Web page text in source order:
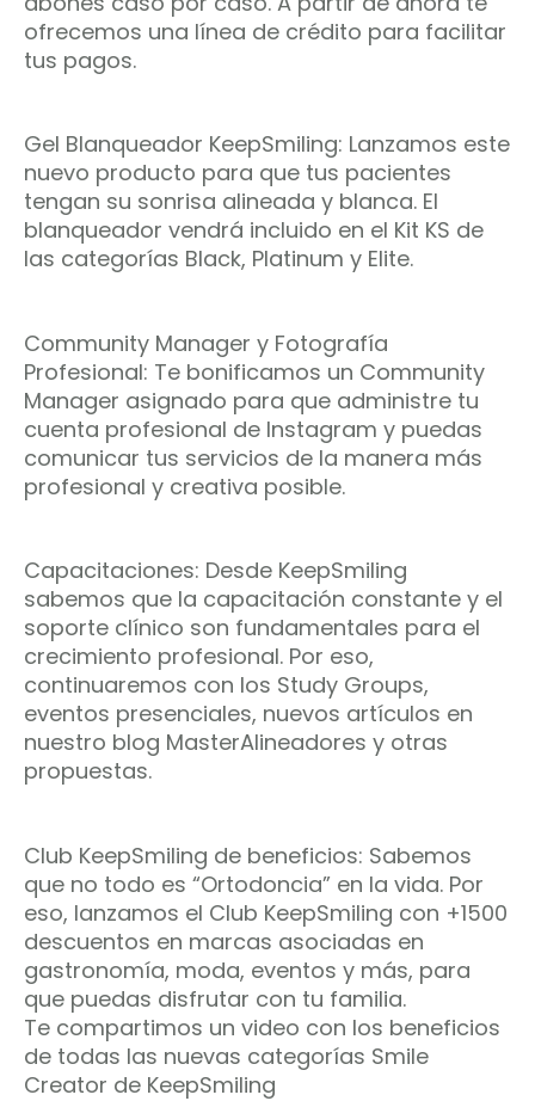
ofrecemos una línea de crédito para facilitar
tus pagos.
Gel Blanqueador KeepSmiling: Lanzamos este
nuevo producto para que tus pacientes
tengan su sonrisa alineada y blanca. El
blanqueador vendrá incluido en el Kit KS de
las categorías Black, Platinum y Elite.
Community Manager y Fotografía
Profesional: Te bonificamos un Community
Manager asignado para que administre tu
cuenta profesional de Instagram y puedas
comunicar tus servicios de la manera más
profesional y creativa posible.
Capacitaciones: Desde KeepSmiling
sabemos que la capacitación constante y el
soporte clínico son fundamentales para el
crecimiento profesional. Por eso,
continuaremos con los Study Groups,
eventos presenciales, nuevos artículos en
nuestro blog MasterAlineadores y otras
propuestas.
Club KeepSmiling de beneficios: Sabemos
que no todo es “Ortodoncia” en la vida. Por
eso, lanzamos el Club KeepSmiling con +1500
descuentos en marcas asociadas en
gastronomía, moda, eventos y más, para
que puedas disfrutar con tu familia.
Te compartimos un video con los beneficios
de todas las nuevas categorías Smile
Creator de KeepSmiling